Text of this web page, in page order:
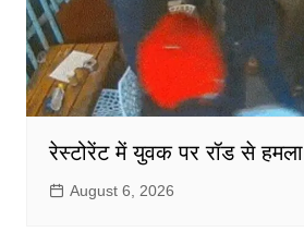
रेस्टोरेंट में युवक पर रॉड से हमला
August 6, 2026